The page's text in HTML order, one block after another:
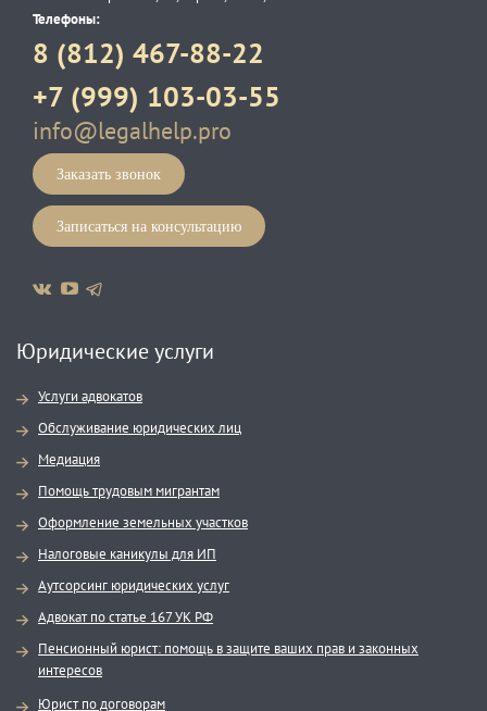
Телефоны:
8 (812) 467-88-22
+7 (999) 103-03-55
info@legalhelp.pro
Заказать звонок
Записаться на консультацию
Юридические услуги
Услуги адвокатов
Обслуживание юридических лиц
Медиация
Помощь трудовым мигрантам
Оформление земельных участков
Налоговые каникулы для ИП
Аутсорсинг юридических услуг
Адвокат по статье 167 УК РФ
Пенсионный юрист: помощь в защите ваших прав и законных
интересов
Юрист по договорам